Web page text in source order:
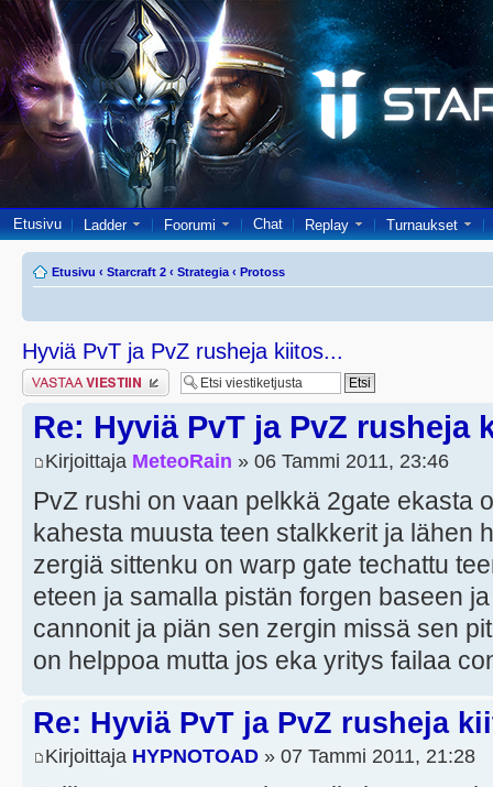
Etusivu Ladder Foorumi Chat Replay Turnaukset
Etusivu ‹ Starcraft 2 ‹ Strategia ‹ Protoss
Hyviä PvT ja PvZ rusheja kiitos...
Lähetä vastaus
Re: Hyviä PvT ja PvZ rusheja
Kirjoittaja MeteoRain » 06 Tammi 2011, 23:46
PvZ rushi on vaan pelkkä 2gate ekasta
kahesta muusta teen stalkkerit ja lähen
zergiä sittenku on warp gate techattu
eteen ja samalla pistän forgen baseen
cannonit ja piän sen zergin missä sen
on helppoa mutta jos eka yritys failaa
Re: Hyviä PvT ja PvZ rusheja
Kirjoittaja HYPNOTOAD » 07 Tammi 2011, 21:28